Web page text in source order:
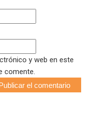
y web en este
comente.